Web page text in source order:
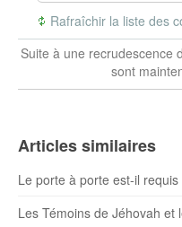
Rafraîchir la liste des
Suite à une recrudescence
sont
Articles similaires
Le porte à porte est-il
Les Témoins de Jéhovah et